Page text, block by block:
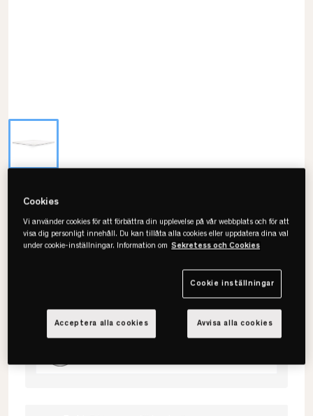
Jensen
Sleep III Bäddmadrass
• Oliksidig
Välj storlek
Cookies
Vi använder cookies för att förbättra din upplevelse på vår webbplats och för att
visa dig personligt innehåll. Du kan tillåta alla cookies eller uppdatera dina val
under cookie-inställningar. Information om Sekretess och Cookies
Cookie inställningar
Avvisa alla cookies
Acceptera alla cookies